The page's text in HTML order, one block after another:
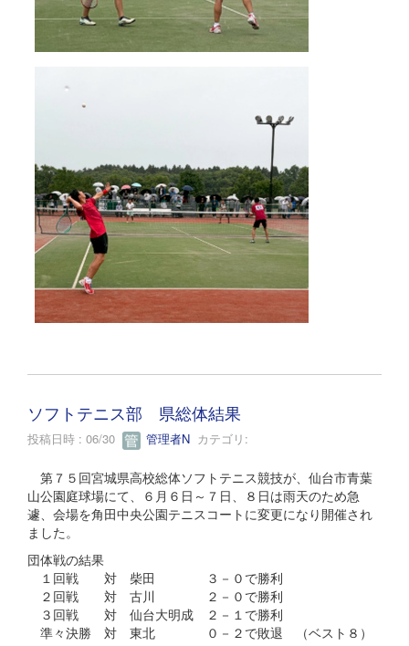
ソフトテニス部 県総体結果
投稿日時 : 06/30 管理者N カテゴリ:
第７５回宮城県高校総体ソフトテニス競技が、仙台市青葉
山公園庭球場にて、６月６日～７日、８日は雨天のため急
遽、会場を角田中央公園テニスコートに変更になり開催され
ました。
団体戦の結果
１回戦 対 柴田 ３－０で勝利
２回戦 対 古川 ２－０で勝利
３回戦 対 仙台大明成 ２－１で勝利
準々決勝 対 東北 ０－２で敗退 （ベスト８）